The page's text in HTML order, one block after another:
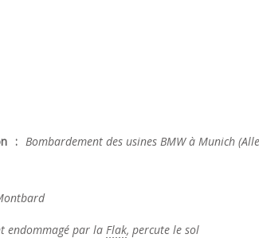
: Bombardement des usines BMW à Munich
endommagé par la Flak, percute le sol